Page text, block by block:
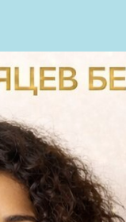
пн-сб: с
вс: с 10.00